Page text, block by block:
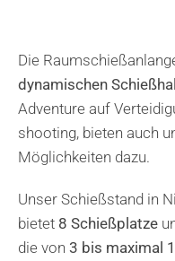
Die
dynamischen
Adventure auf
shooting, bieten auch
Möglichkeiten dazu.
Unser Schießstand in
bietet 8 Schießplatze
die von 3 bis maximal